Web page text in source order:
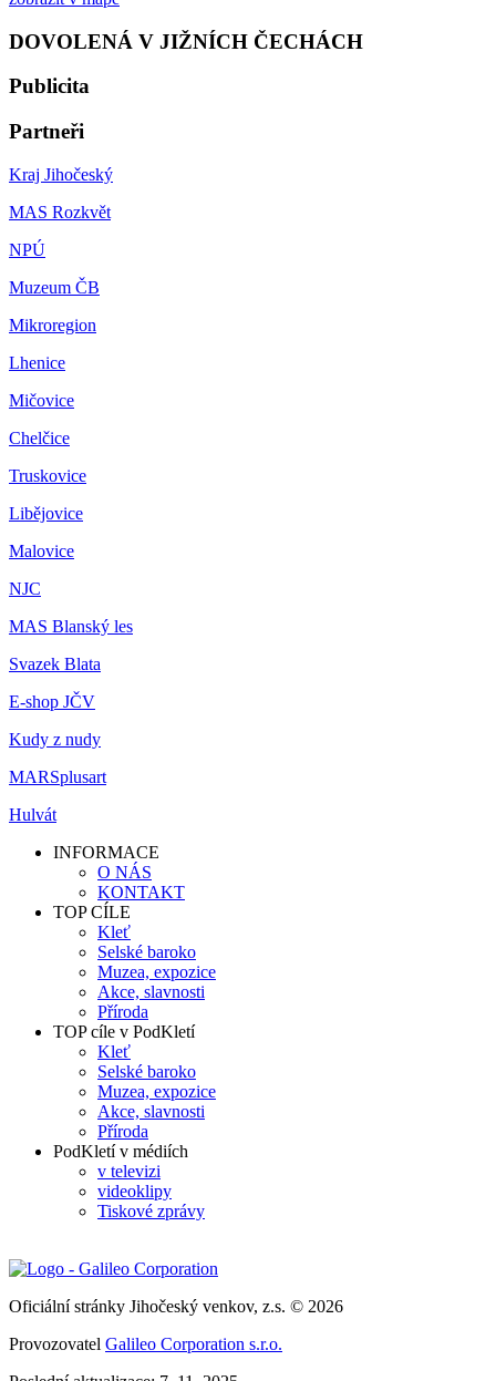
DOVOLENÁ V JIŽNÍCH ČECHÁCH
Publicita
Partneři
Kraj Jihočeský
MAS Rozkvět
NPÚ
Muzeum ČB
Mikroregion
Lhenice
Mičovice
Chelčice
Truskovice
Libějovice
Malovice
NJC
MAS Blanský les
Svazek Blata
E-shop JČV
Kudy z nudy
MARSplusart
Hulvát
INFORMACE
O NÁS
KONTAKT
TOP CÍLE
Kleť
Selské baroko
Muzea, expozice
Akce, slavnosti
Příroda
TOP cíle v PodKletí
Kleť
Selské baroko
Muzea, expozice
Akce, slavnosti
Příroda
PodKletí v médiích
v televizi
videoklipy
Tiskové zprávy
Oficiální stránky Jihočeský venkov, z.s. © 2026
Provozovatel Galileo Corporation s.r.o.